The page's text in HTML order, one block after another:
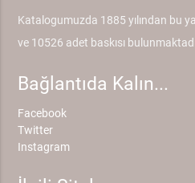
Katalogumuzda 1885 yılından bu
ve 10526 adet baskısı
Bağlantıda Kalın...
Facebook
Twitter
Instagram